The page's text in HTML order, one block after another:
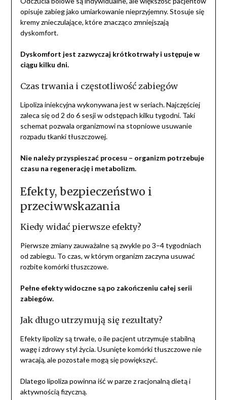
opisuje zabieg jako umiarkowanie nieprzyjemny. Stosuje się
kremy znieczulające, które znacząco zmniejszają
dyskomfort.
Dyskomfort jest zazwyczaj krótkotrwały i ustępuje w
ciągu kilku dni.
Czas trwania i częstotliwość zabiegów
Lipoliza iniekcyjna wykonywana jest w seriach. Najczęściej
zaleca się od 2 do 6 sesji w odstępach kilku tygodni. Taki
schemat pozwala organizmowi na stopniowe usuwanie
rozpadu tkanki tłuszczowej.
Nie należy przyspieszać procesu – organizm potrzebuje
czasu na regenerację i metabolizm.
Efekty, bezpieczeństwo i
przeciwwskazania
Kiedy widać pierwsze efekty?
Pierwsze zmiany zauważalne są zwykle po 3–4 tygodniach
od zabiegu. To czas, w którym organizm zaczyna usuwać
rozbite komórki tłuszczowe.
Pełne efekty widoczne są po zakończeniu całej serii
zabiegów.
Jak długo utrzymują się rezultaty?
Efekty lipolizy są trwałe, o ile pacjent utrzymuje stabilną
wagę i zdrowy styl życia. Usunięte komórki tłuszczowe nie
wracają, ale pozostałe mogą się powiększyć.
Dlatego lipoliza powinna iść w parze z racjonalną dietą i
aktywnością fizyczną.